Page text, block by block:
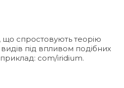
що спростовують теорію
під впливом подібних
com/iridium.